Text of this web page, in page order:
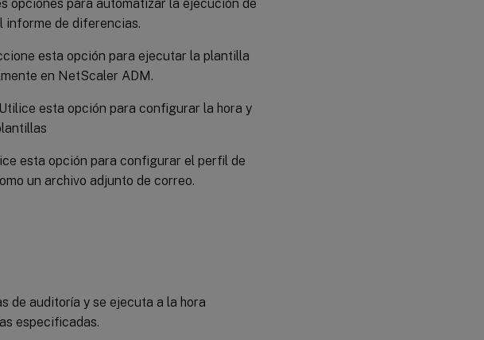
opciones para automatizar la ejecución de
informe de diferencias.
esta opción para ejecutar la plantilla
en NetScaler ADM.
esta opción para configurar la hora y
esta opción para configurar el perfil de
un archivo adjunto de correo.
de auditoría y se ejecuta a la hora
especificadas.